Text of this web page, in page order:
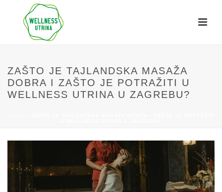
ZAŠTO JE TAJLANDSKA MASAŽA
DOBRA I ZAŠTO JE POTRAŽITI U
WELLNESS UTRINA U ZAGREBU?